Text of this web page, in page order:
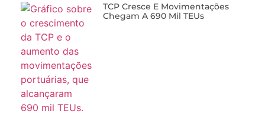
TCP Cresce E Movimentações
Chegam A 690 Mil TEUs